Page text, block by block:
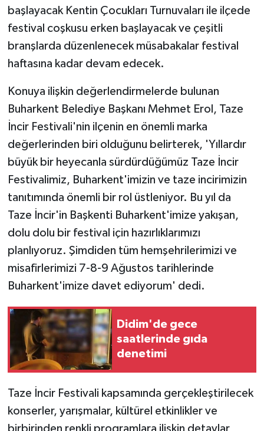
başlayacak Kentin Çocukları Turnuvaları ile ilçede
festival coşkusu erken başlayacak ve çeşitli
branşlarda düzenlenecek müsabakalar festival
haftasına kadar devam edecek.
Konuya ilişkin değerlendirmelerde bulunan
Buharkent Belediye Başkanı Mehmet Erol, Taze
İncir Festivali'nin ilçenin en önemli marka
değerlerinden biri olduğunu belirterek, 'Yıllardır
büyük bir heyecanla sürdürdüğümüz Taze İncir
Festivalimiz, Buharkent'imizin ve taze incirimizin
tanıtımında önemli bir rol üstleniyor. Bu yıl da
Taze İncir'in Başkenti Buharkent'imize yakışan,
dolu dolu bir festival için hazırlıklarımızı
planlıyoruz. Şimdiden tüm hemşehrilerimizi ve
misafirlerimizi 7-8-9 Ağustos tarihlerinde
Buharkent'imize davet ediyorum' dedi.
Didim'de gece
saatlerinde gıda
denetimi
Taze İncir Festivali kapsamında gerçekleştirilecek
konserler, yarışmalar, kültürel etkinlikler ve
birbirinden renkli programlara ilişkin detaylar